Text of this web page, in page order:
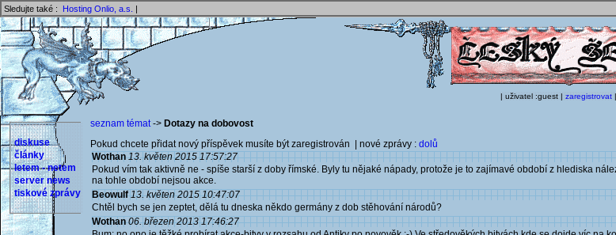
Sledujte také : Hosting Onlio, a.s. |
| uživatel :guest | zaregistrovat |
diskuse
články
letem - netem
server news
tiskové zprávy
seznam témat-> Dotazy na dobovost
Pokud chcete přidat nový příspěvek musíte být zaregistrován | nové zprávy : dolů
Wothan 13. květen 2015 17:57:27
Pokud vím tak aktivně ne - spíše starší z doby římské. Byly tu nějaké nápady, protože je to zajímavé období z hlediska
na tohle období nejsou akce.
Beowulf 13. květen 2015 10:47:07
Chtěl bych se jen zeptet, dělá tu dneska někdo germány z dob stěhování národů?
Wothan 06. březen 2013 17:46:27